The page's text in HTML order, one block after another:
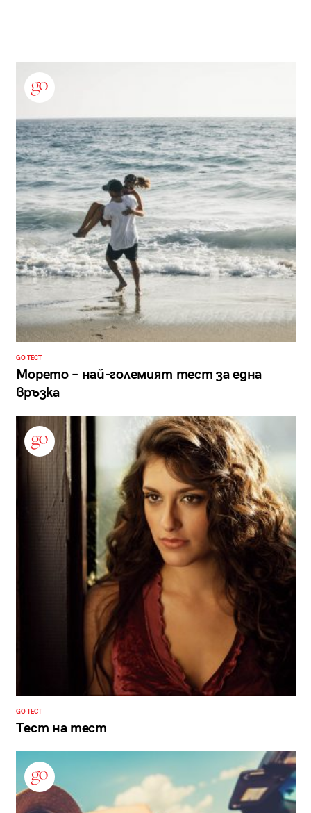
GO ТЕСТ
Морето – най-големият тест за една
връзка
GO ТЕСТ
Тест на тест